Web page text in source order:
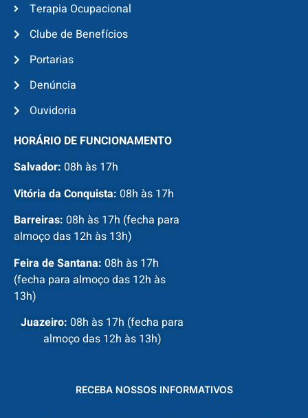
Terapia Ocupacional
Clube de Benefícios
Portarias
Denúncia
Ouvidoria
HORÁRIO DE FUNCIONAMENTO
Salvador: 08h às 17h
Vitória da Conquista: 08h às 17h
Barreiras: 08h às 17h (fecha para
almoço das 12h às 13h)
Feira de Santana: 08h às 17h
(fecha para almoço das 12h às
13h)
Juazeiro: 08h às 17h (fecha para
almoço das 12h às 13h)
RECEBA NOSSOS INFORMATIVOS